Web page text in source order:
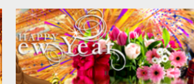
07
sty